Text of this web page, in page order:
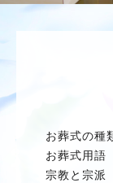
お葬式の種
お葬式用語
宗教と宗派